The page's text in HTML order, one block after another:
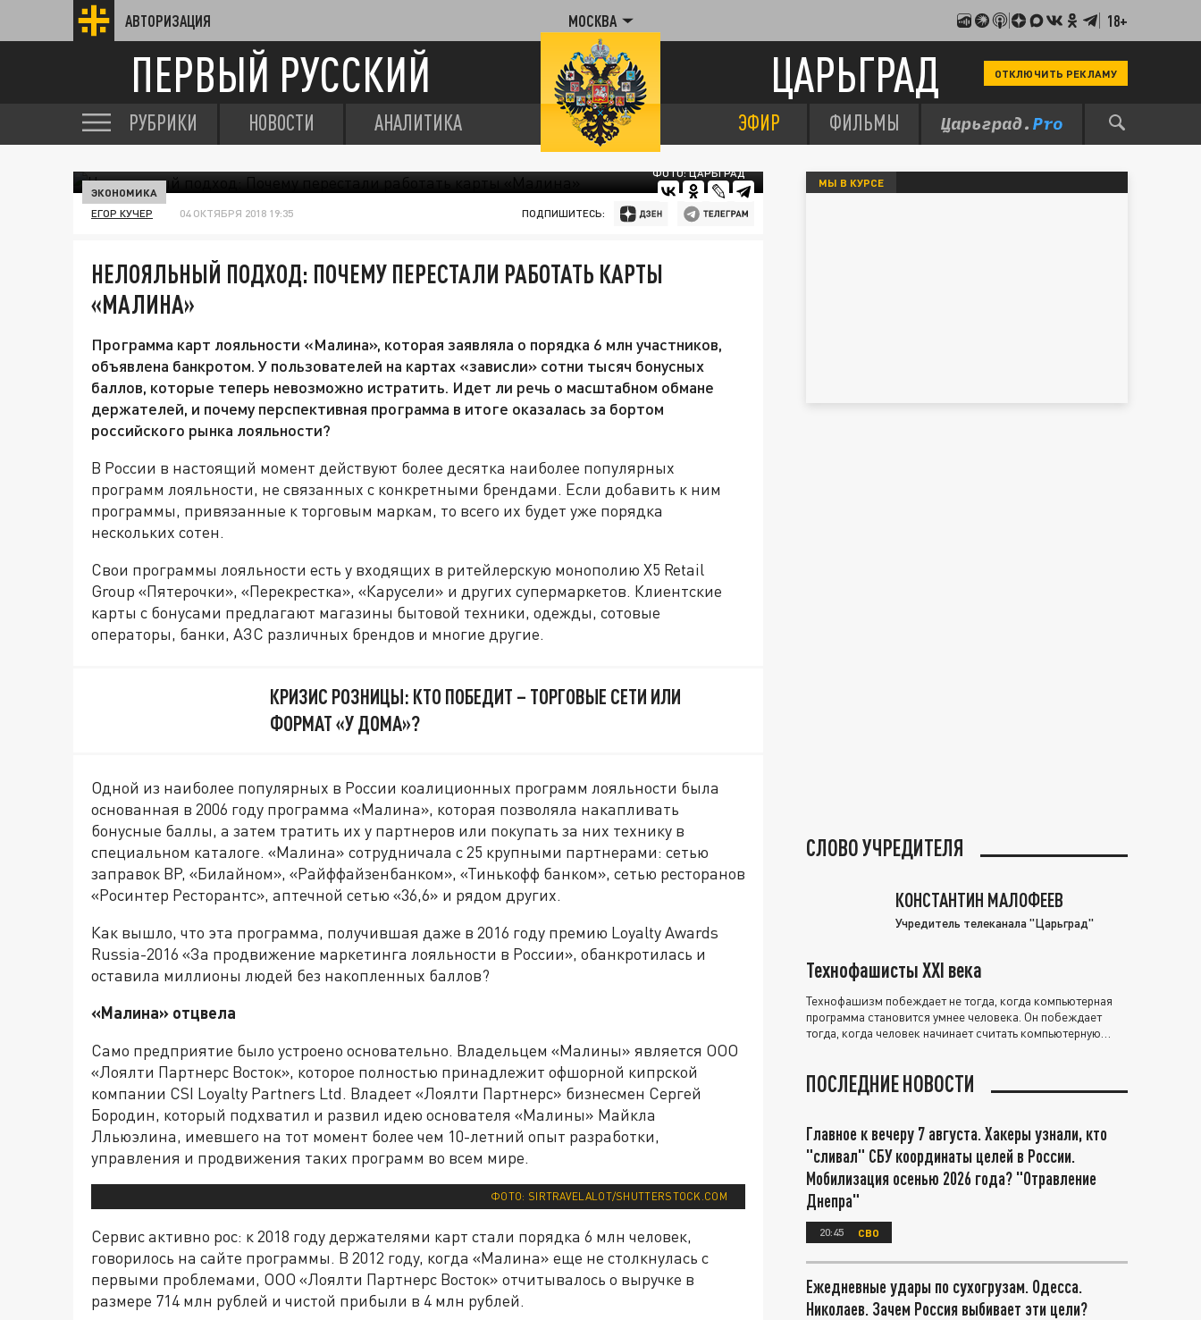
АВТОРИЗАЦИЯ МОСКВА 18+
ПЕРВЫЙ РУССКИЙ ЦАРЬГРАД ОТКЛЮЧИТЬ РЕКЛАМУ
РУБРИКИ НОВОСТИ АНАЛИТИКА ЭФИР ФИЛЬМЫ
ФОТО: ЦАРЬГРАД
ЭКОНОМИКА
ЕГОР КУЧЕР 04 ОКТЯБРЯ 2018 19:35 ПОДПИШИТЕСЬ:
НЕЛОЯЛЬНЫЙ ПОДХОД: ПОЧЕМУ ПЕРЕСТАЛИ РАБОТАТЬ КАРТЫ
«МАЛИНА»
Программа карт лояльности «Малина», которая заявляла о порядка 6 млн участников,
объявлена банкротом. У пользователей на картах «зависли» сотни тысяч бонусных
баллов, которые теперь невозможно истратить. Идет ли речь о масштабном обмане
держателей, и почему перспективная программа в итоге оказалась за бортом
российского рынка лояльности?
В России в настоящий момент действуют более десятка наиболее популярных
программ лояльности, не связанных с конкретными брендами. Если добавить к ним
программы, привязанные к торговым маркам, то всего их будет уже порядка
нескольких сотен.
Свои программы лояльности есть у входящих в ритейлерскую монополию X5 Retail
Group «Пятерочки», «Перекрестка», «Карусели» и других супермаркетов. Клиентские
карты с бонусами предлагают магазины бытовой техники, одежды, сотовые
операторы, банки, АЗС различных брендов и многие другие.
КРИЗИС РОЗНИЦЫ: КТО ПОБЕДИТ – ТОРГОВЫЕ СЕТИ ИЛИ
ФОРМАТ «У ДОМА»?
Одной из наиболее популярных в России коалиционных программ лояльности была
основанная в 2006 году программа «Малина», которая позволяла накапливать
бонусные баллы, а затем тратить их у партнеров или покупать за них технику в
специальном каталоге. «Малина» сотрудничала с 25 крупными партнерами: сетью
заправок BP, «Билайном», «Райффайзенбанком», «Тинькофф банком», сетью ресторанов
«Росинтер Ресторантс», аптечной сетью «36,6» и рядом других.
Как вышло, что эта программа, получившая даже в 2016 году премию Loyalty Awards
Russia-2016 «За продвижение маркетинга лояльности в России», обанкротилась и
оставила миллионы людей без накопленных баллов?
«Малина» отцвела
Само предприятие было устроено основательно. Владельцем «Малины» является ООО
«Лоялти Партнерс Восток», которое полностью принадлежит офшорной кипрской
компании CSI Loyalty Partners Ltd. Владеет «Лоялти Партнерс» бизнесмен Сергей
Бородин, который подхватил и развил идею основателя «Малины» Майкла
Лльюэлина, имевшего на тот момент более чем 10-летний опыт разработки,
управления и продвижения таких программ во всем мире.
ФОТО: SIRTRAVELALOT/SHUTTERSTOCK.COM
Сервис активно рос: к 2018 году держателями карт стали порядка 6 млн человек,
говорилось на сайте программы. В 2012 году, когда «Малина» еще не столкнулась с
первыми проблемами, ООО «Лоялти Партнерс Восток» отчитывалось о выручке в
размере 714 млн рублей и чистой прибыли в 4 млн рублей.
МЫ В КУРСЕ
СЛОВО УЧРЕДИТЕЛЯ
КОНСТАНТИН МАЛОФЕЕВ
Учредитель телеканала "Царьград"
Технофашисты XXI века
Технофашизм побеждает не тогда, когда компьютерная
программа становится умнее человека. Он побеждает
тогда, когда человек начинает считать компьютерную
ПОСЛЕДНИЕ НОВОСТИ
Главное к вечеру 7 августа. Хакеры узнали, кто
"сливал" СБУ координаты целей в России.
Мобилизация осенью 2026 года? "Отравление
Днепра"
20:45 СВО
Ежедневные удары по сухогрузам. Одесса.
Николаев. Зачем Россия выбивает эти цели?